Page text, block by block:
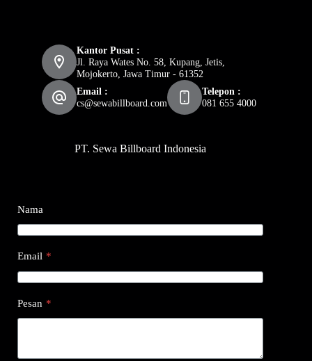
Kantor Pusat :
Jl. Raya Wates No. 58, Kupang, Jetis,
Mojokerto, Jawa Timur - 61352
Email :
cs@sewabillboard.com
Telepon :
081 655 4000
PT. Sewa Billboard Indonesia
Nama
Email *
Pesan *